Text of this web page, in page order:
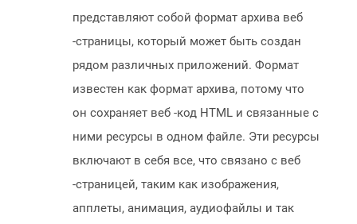
представляют собой формат архива веб
-страницы, который может быть создан
рядом различных приложений. Формат
известен как формат архива, потому что
он сохраняет веб -код HTML и связанные с
ними ресурсы в одном файле. Эти ресурсы
включают в себя все, что связано с веб
-страницей, таким как изображения,
апплеты, анимация, аудиофайлы и так